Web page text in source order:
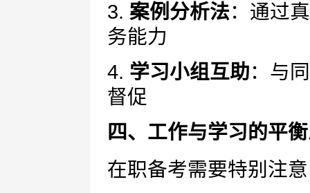
3. 案例分析法：通过
务能力
4. 学习小组互助：与
督促
四、工作与学习的平
在职备考需要特别注